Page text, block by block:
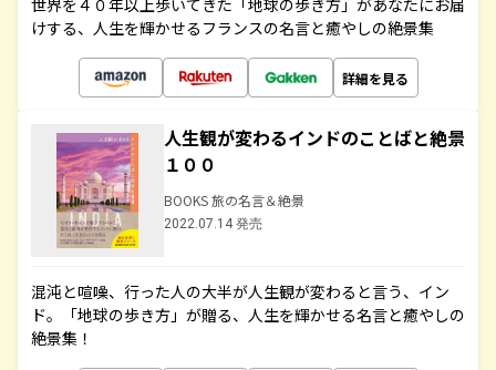
世界を４０年以上歩いてきた「地球の歩き方」があなたにお届
けする、人生を輝かせるフランスの名言と癒やしの絶景集
詳細を見る
人生観が変わるインドのことばと絶景
１００
BOOKS 旅の名言＆絶景
2022.07.14 発売
混沌と喧噪、行った人の大半が人生観が変わると言う、イン
ド。「地球の歩き方」が贈る、人生を輝かせる名言と癒やしの
絶景集！